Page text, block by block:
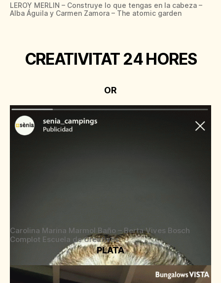
LEROY MERLIN – Construye lo que tengas en la cabeza –
Alba Águila y Carmen Zamora – The atomic garden
CREATIVITAT 24 HORES
OR
Carolina Marina Marmol Baño – Berta Vives Bosch
Complot Escuela de Creativos
PLATA